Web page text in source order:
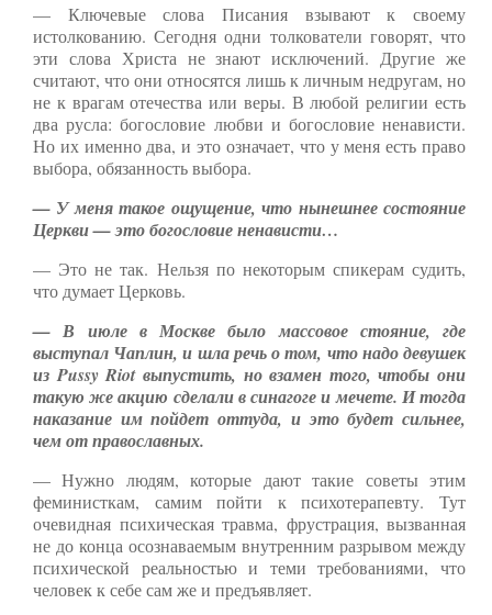
— Ключевые слова Писания взывают к своему
истолкованию. Сегодня одни толкователи говорят, что
эти слова Христа не знают исключений. Другие же
считают, что они относятся лишь к личным недругам, но
не к врагам отечества или веры. В любой религии есть
два русла: богословие любви и богословие ненависти.
Но их именно два, и это означает, что у меня есть право
выбора, обязанность выбора.
— У меня такое ощущение, что нынешнее состояние
Церкви — это богословие ненависти…
— Это не так. Нельзя по некоторым спикерам судить,
что думает Церковь.
— В июле в Москве было массовое стояние, где
выступал Чаплин, и шла речь о том, что надо девушек
из Pussy Riot выпустить, но взамен того, чтобы они
такую же акцию сделали в синагоге и мечете. И тогда
наказание им пойдет оттуда, и это будет сильнее,
чем от православных.
— Нужно людям, которые дают такие советы этим
феминисткам, самим пойти к психотерапевту. Тут
очевидная психическая травма, фрустрация, вызванная
не до конца осознаваемым внутренним разрывом между
психической реальностью и теми требованиями, что
человек к себе сам же и предъявляет.